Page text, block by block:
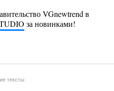
VGnewtrend в
за новинками!
тексты: